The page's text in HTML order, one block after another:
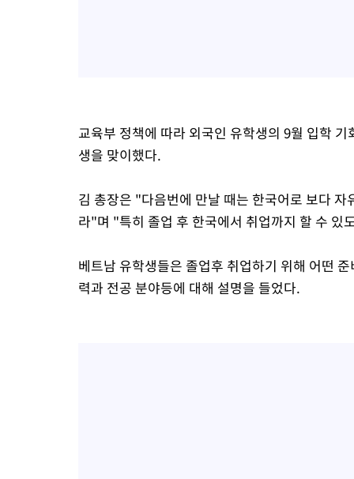
교육부 정책에 따라 외국인 유학생의 9월 입학
생을 맞이했다.
김 총장은 "다음번에 만날 때는 한국어로 보다
라"며 "특히 졸업 후 한국에서 취업까지 할 수 있
베트남 유학생들은 졸업후 취업하기 위해 어떤
력과 전공 분야등에 대해 설명을 들었다.